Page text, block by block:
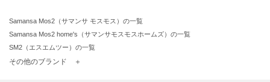
Samansa Mos2（サマンサ モスモス）の一覧
Samansa Mos2 home's（サマンサモスモスホームズ）の一覧
SM2（エスエムツー）の一覧
TSUHARU by Samansa Mos2（ツハルバイサマンサモスモス）の一覧
その他のブランド ＋